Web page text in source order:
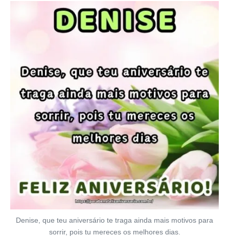
Denise, que teu aniversário te traga ainda mais motivos para
sorrir, pois tu mereces os melhores dias.